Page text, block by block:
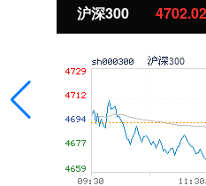
沪深300 4702.02